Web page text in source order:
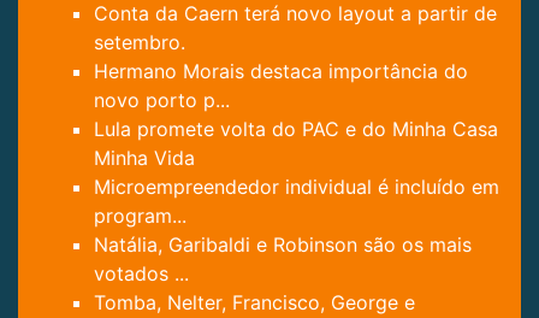
Conta da Caern terá novo layout a partir de
setembro.
Hermano Morais destaca importância do
novo porto p...
Lula promete volta do PAC e do Minha Casa
Minha Vida
Microempreendedor individual é incluído em
program...
Natália, Garibaldi e Robinson são os mais
votados ...
Tomba, Nelter, Francisco, George e